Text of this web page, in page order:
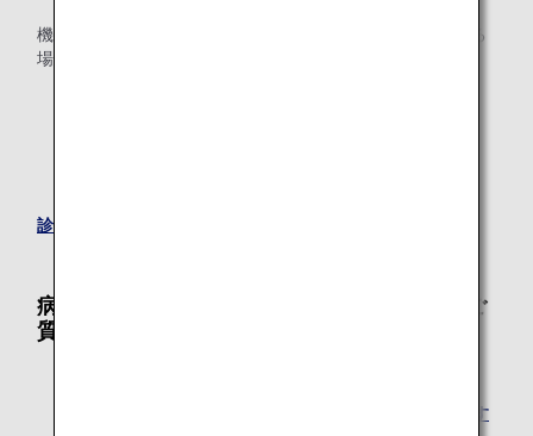
機内で医療用酸素ボンベや特定の医療機器などを使用される
場合に診断書をご用意いただいております。
診断書について
病気やけがのあるお客様についてのよくあるご
質問
機内へインスリン注射・エピペンを持ち込みたいのです